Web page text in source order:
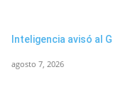
Inteligencia avisó al
agosto 7, 2026